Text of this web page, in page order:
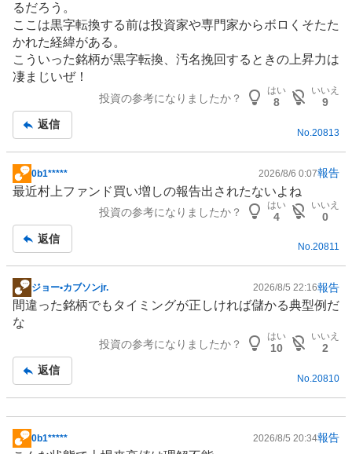
るだろう。
ここは黒字転換する前は投資家や専門家からボロくそたた
かれた経緯がある。
こういった銘柄が黒字転換、汚名挽回するときの上昇力は
凄まじいぜ！
投資の参考になりましたか？
はい
8
いいえ
9
返信
No. 20813
掲
示
事
0b1***** 2026/8/6 0:07報告
最近村上ファンド買い増しの報告出されたないよね
投資の参考になりましたか？
はい
4
いいえ
0
返信
No.20811
掲
示
板
ジョー•カブソンjr. 2026/8/5 22:16報告
間違った銘柄でもタイミングが正しければ儲かる典型例だ
な
投資の参考になりましたか？
はい
10
いいえ
2
返信
No. 20810
掲
0b1***** 2026/8/5 20:34報告